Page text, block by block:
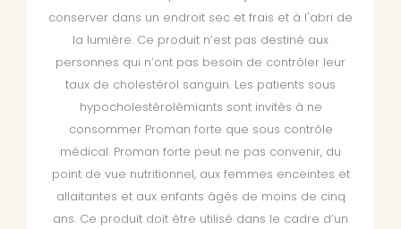
conserver dans un endroit sec et frais et à l'abri de
la lumière. Ce produit n’est pas destiné aux
personnes qui n’ont pas besoin de contrôler leur
taux de cholestérol sanguin. Les patients sous
hypocholestérolémiants sont invités à ne
consommer Proman forte que sous contrôle
médical. Proman forte peut ne pas convenir, du
point de vue nutritionnel, aux femmes enceintes et
allaitantes et aux enfants âgés de moins de cinq
ans. Ce produit doit être utilisé dans le cadre d’un